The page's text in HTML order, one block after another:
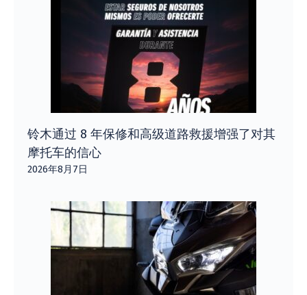
铃木通过 8 年保修和高级道路救援增强了对其
摩托车的信心
2026年8月7日